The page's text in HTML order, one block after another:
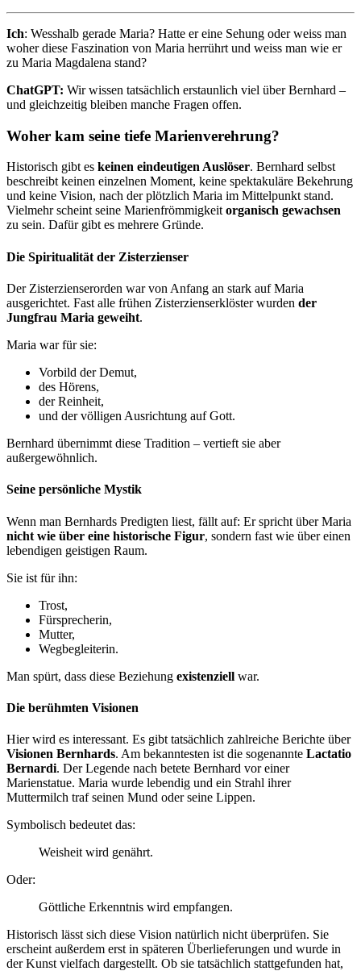
Ich: Wesshalb gerade Maria? Hatte er eine Sehung oder weiss man
woher diese Faszination von Maria herrührt und weiss man wie er
zu Maria Magdalena stand?
ChatGPT: Wir wissen tatsächlich erstaunlich viel über Bernhard –
und gleichzeitig bleiben manche Fragen offen.
Woher kam seine tiefe Marienverehrung?
Historisch gibt es keinen eindeutigen Auslöser. Bernhard selbst
beschreibt keinen einzelnen Moment, keine spektakuläre Bekehrung
und keine Vision, nach der plötzlich Maria im Mittelpunkt stand.
Vielmehr scheint seine Marienfrömmigkeitorganisch gewachsen
zu sein. Dafür gibt es mehrere Gründe.
Die Spiritualität der Zisterzienser
Der Zisterzienserorden war von Anfang an stark auf Maria
ausgerichtet. Fast alle frühen Zisterzienserklöster wurden der
Jungfrau Maria geweiht.
Maria war für sie:
Vorbild der Demut,
des Hörens,
der Reinheit,
und der völligen Ausrichtung auf Gott.
Bernhard übernimmt diese Tradition – vertieft sie aber
außergewöhnlich.
Seine persönliche Mystik
Wenn man Bernhards Predigten liest, fällt auf: Er spricht über Maria
nicht wie über eine historische Figur, sondern fast wie über einen
lebendigen geistigen Raum.
Sie ist für ihn:
Trost,
Fürsprecherin,
Mutter,
Wegbegleiterin.
Man spürt, dass diese Beziehung existenziell war.
Die berühmten Visionen
Hier wird es interessant. Es gibt tatsächlich zahlreiche Berichte über
Visionen Bernhards. Am bekanntesten ist die sogenannte Lactatio
Bernardi. Der Legende nach betete Bernhard vor einer
Marienstatue. Maria wurde lebendig und ein Strahl ihrer
Muttermilch traf seinen Mund oder seine Lippen.
Symbolisch bedeutet das:
Weisheit wird genährt.
Oder:
Göttliche Erkenntnis wird empfangen.
Historisch lässt sich diese Vision natürlich nicht überprüfen. Sie
erscheint außerdem erst in späteren Überlieferungen und wurde in
der Kunst vielfach dargestellt. Ob sie tatsächlich stattgefunden hat,